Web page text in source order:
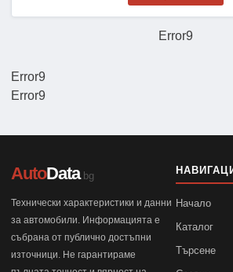
Error9
Error9
Error9
AutoData.bg
Технически характеристики и данни
за автомобили. Информацията е
събрана от публично достъпни
източници. Не гарантираме
Начало
Каталог
Търсене